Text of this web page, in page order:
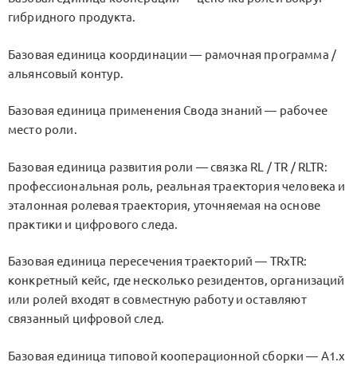
гибридного продукта.
Базовая единица координации — рамочная программа /
альянсовый контур.
Базовая единица применения Свода знаний — рабочее
место роли.
Базовая единица развития роли — связка RL / TR / RLTR:
профессиональная роль, реальная траектория человека и
эталонная ролевая траектория, уточняемая на основе
практики и цифрового следа.
Базовая единица пересечения траекторий — TRxTR:
конкретный кейс, где несколько резидентов, организаций
или ролей входят в совместную работу и оставляют
связанный цифровой след.
Базовая единица типовой кооперационной сборки — A1.x